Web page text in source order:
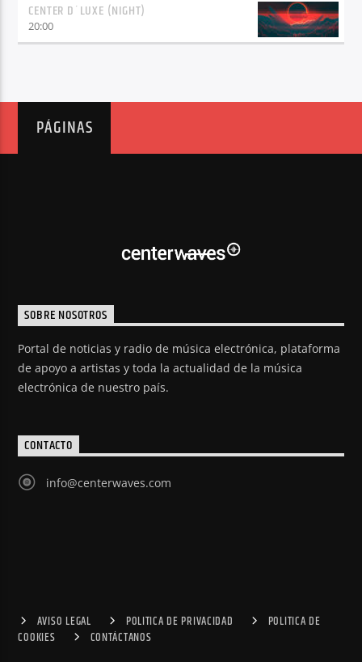
CENTER D´LUXE (NIGHT)
20:00
PÁGINAS
SOBRE NOSOTROS
Portal de noticias y radio de música electrónica, plataforma
de apoyo a artistas y toda la actualidad de la música
electrónica de nuestro país.
CONTACTO
info@centerwaves.com
AVISO LEGAL POLITICA DE PRIVACIDAD
POLITICA DE
COOKIES
CONTÁCTANOS